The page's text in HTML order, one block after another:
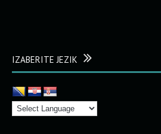
IZABERITE JEZIK